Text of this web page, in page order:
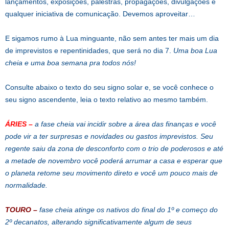
qualquer iniciativa de comunicação. Devemos aproveitar…
E sigamos rumo à Lua minguante, não sem antes ter mais um dia
de imprevistos e repentinidades, que será no dia 7. Uma boa Lua
cheia e uma boa semana pra todos nós!
Consulte abaixo o texto do seu signo solar e, se você conhece o
seu signo ascendente, leia o texto relativo ao mesmo também.
ÁRIES – a fase cheia vai incidir sobre a área das finanças e você
pode vir a ter surpresas e novidades ou gastos imprevistos. Seu
regente saiu da zona de desconforto com o trio de poderosos e até
a metade de novembro você poderá arrumar a casa e esperar que
o planeta retome seu movimento direto e você um pouco mais de
normalidade.
TOURO – fase cheia atinge os nativos do final do 1º e começo do
2º decanatos, alterando significativamente algum de seus